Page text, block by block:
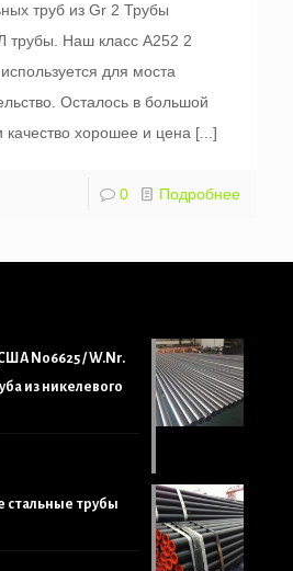
труб из Gr 2 Трубы
трубы. Наш класс A252 2
для моста
Осталось в большой
качество хорошее и цена [...]
0 Подробнее
N06625 / W.Nr.
из никелевого
стальные трубы